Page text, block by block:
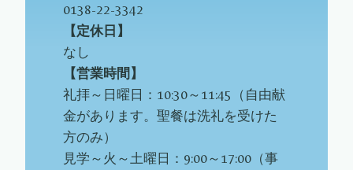
0138-22-3342
【定休日】
なし
【営業時間】
礼拝～日曜日：10:30～11:45（自由献
金があります。聖餐は洗礼を受けた
方のみ）
見学～火～土曜日：9:00～17:00（事